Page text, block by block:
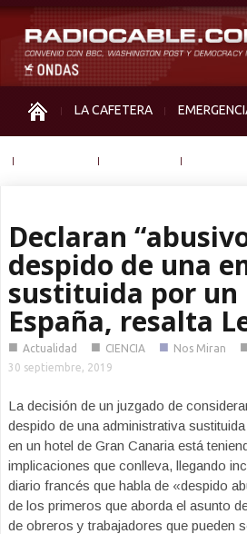
LA CAFETERA
Declaran
despido de una
sustituida por un
España, resalta
■ Actualidad ■ CIENCIA ■ Nos Miran
30 septiembre, 2019
La decisión de un juzgado de
despido de una administrativa
en un hotel de Gran Canaria está
implicaciones que conlleva, llegando
diario francés que habla de «despido
de los primeros que aborda el asunto
de obreros y trabajadores que pueden